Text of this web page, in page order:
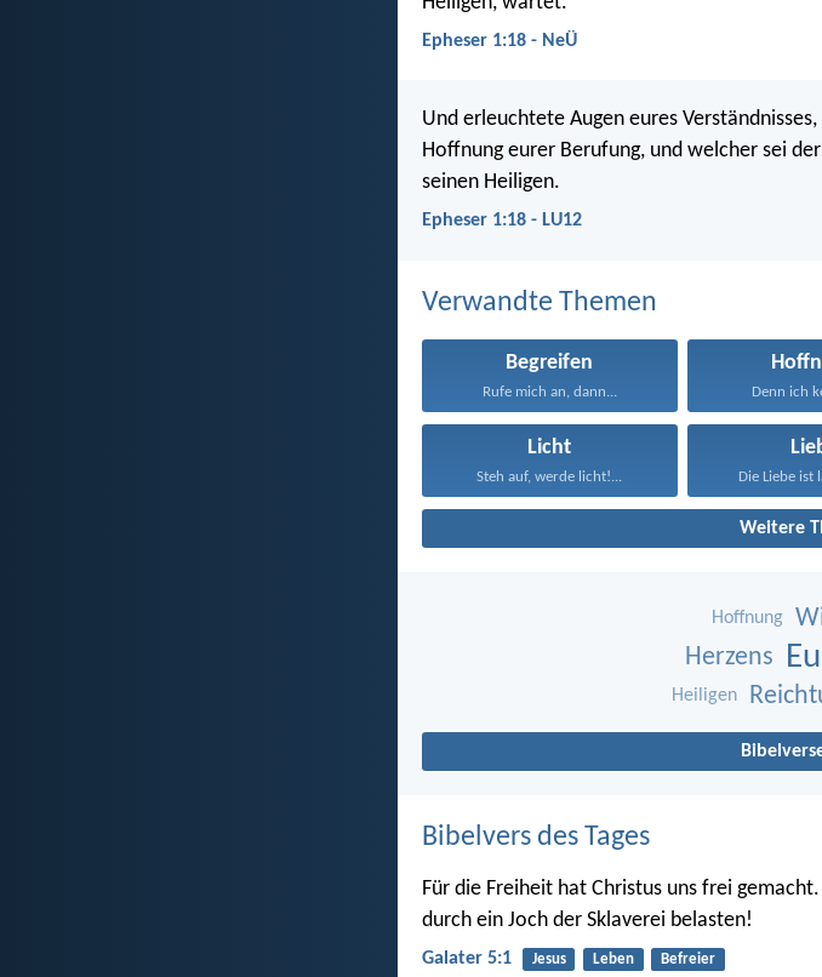
Epheser 1:18 - NeÜ
Und erleuchtete Augen eures
Hoffnung eurer Berufung, und welcher sei
seinen Heiligen.
Epheser 1:18 - LU12
Verwandte Themen
Begreifen
Rufe mich an, dann... Denn ich
Licht
Steh auf, werde licht!... Die Liebe ist
Weitere
Hoffnung
Herzens
Heiligen
Bibelvers des Tages
Für die Freiheit hat Christus uns frei
durch ein Joch der Sklaverei belasten!
Galater 5:1 Jesus Leben Befreier